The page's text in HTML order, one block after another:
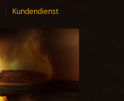
Kundendienst